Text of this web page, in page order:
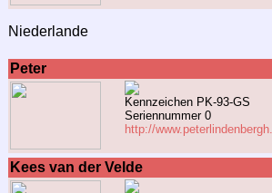
Niederlande
Peter
Kennzeichen PK-93-GS
Seriennummer 0
http://
Kees van der Velde